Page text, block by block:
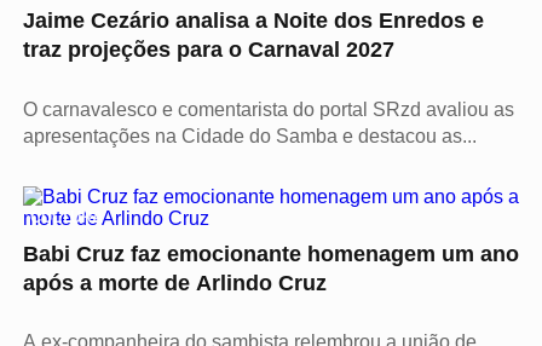
Jaime Cezário analisa a Noite dos Enredos e
traz projeções para o Carnaval 2027
O carnavalesco e comentarista do portal SRzd avaliou as
apresentações na Cidade do Samba e destacou as...
CULTURA
Babi Cruz faz emocionante homenagem um ano
após a morte de Arlindo Cruz